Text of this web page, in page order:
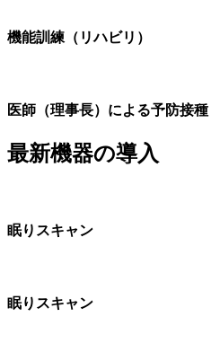
機能訓練（リハビリ）
医師（理事長）による予防接種
最新機器の導入
眠りスキャン
眠りスキャン